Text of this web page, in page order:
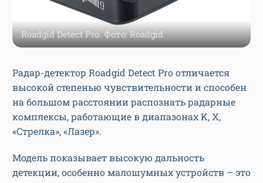
Roadgid Detect Pro. Фото: Roadgid
Радар-детектор Roadgid Detect Pro отличается
высокой степенью чувствительности и способен
на большом расстоянии распознать радарные
комплексы, работающие в диапазонах K, X,
«Стрелка», «Лазер».
Модель показывает высокую дальность
детекции, особенно малошумных устройств – это